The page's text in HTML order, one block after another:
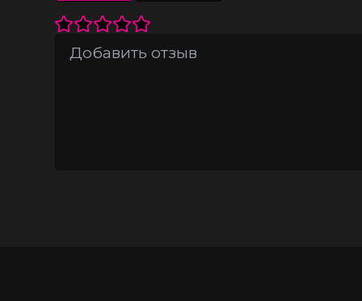
Отлично облегает фигуру
Глянцевая поверхность визуально